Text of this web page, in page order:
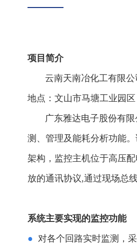
项目简介
云南天南冶化工有限公
地点：文山市马塘工业园区
广东雅达电子股份有限公
测、管理及能耗分析功能。
架构，监控主机位于高压
放的通讯协议,通过现场总
系统主要实现的监控功能
● 对各个回路实时监测，